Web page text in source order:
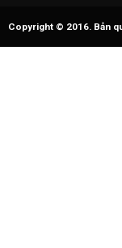
Copyright © 2016. Bản